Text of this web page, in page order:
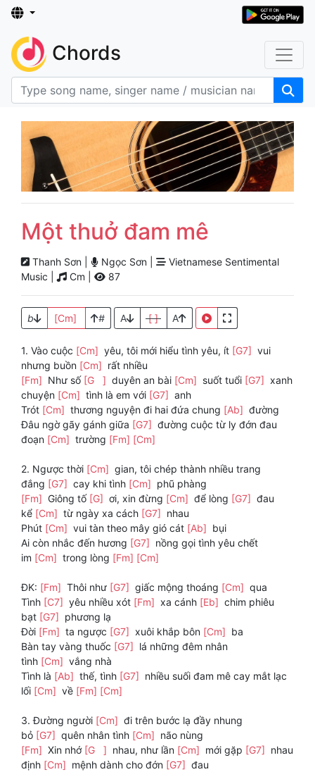
Chords
Một thuở đam mê
Thanh Sơn | Ngọc Sơn |
Vietnamese Sentimental
Music |
Cm | 87
b [Cm] # A [ ] A
1. Vào cuộc [Cm] yêu, tôi mới hiểu tình yêu, ít [G7] vui
nhưng buồn [Cm] rất nhiều
[Fm] Như số [G ] duyên an bài [Cm] suốt tuổi [G7] xanh
chuyện [Cm] tình là em với [G7] anh
Trót [Cm] thương nguyện đi hai đứa chung [Ab] đường
Đâu ngờ gãy gánh giữa [G7] đường cuộc từ ly đớn đau
đoạn [Cm] trường [Fm] [Cm]
2. Ngược thời [Cm] gian, tôi chép thành nhiều trang
đắng [G7] cay khi tình [Cm] phũ phàng
[Fm] Giông tố [G] ơi, xin đừng [Cm] để lòng [G7] đau
kể [Cm] từ ngày xa cách [G7] nhau
Phút [Cm] vui tàn theo mây gió cát [Ab] bụi
Ai còn nhắc đến hương [G7] nồng gọi tình yêu chết
im [Cm] trong lòng [Fm] [Cm]
ĐK: [Fm] Thôi như [G7] giấc mộng thoáng [Cm] qua
Tình [C7] yêu nhiều xót [Fm] xa cánh [Eb] chim phiêu
bạt [G7] phương lạ
Đời [Fm] ta ngược [G7] xuôi khắp bôn [Cm] ba
Bàn tay vàng thuốc [G7] lá những đêm nhân
tình [Cm] vắng nhà
Tình là [Ab] thế, tình [G7] nhiều suối đam mê cay mắt lạc
lối [Cm] về [Fm] [Cm]
3. Đường người [Cm] đi trên bước lạ đầy nhung
bỏ [G7] quên nhân tình [Cm] não nùng
[Fm] Xin nhớ [G ] nhau, như lần [Cm] mới gặp [G7] nhau
định [Cm] mệnh dành cho đớn [G7] đau